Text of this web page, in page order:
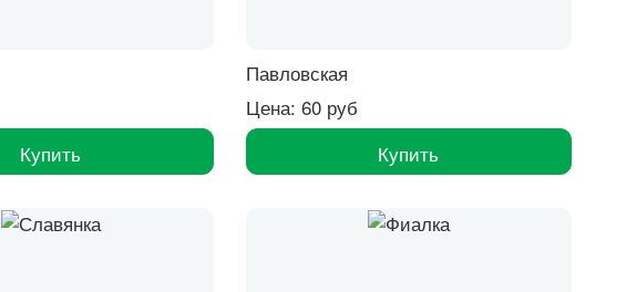
Купить
Павловская
Цена: 60 руб
Купить